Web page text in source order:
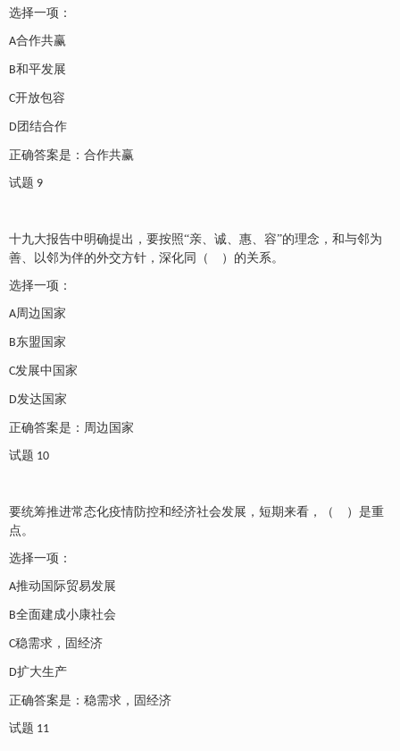
选择一项：
A合作共赢
B和平发展
C开放包容
D团结合作
正确答案是：合作共赢
试题 9
十九大报告中明确提出，要按照“亲、诚、惠、容”的理念，和与邻为
善、以邻为伴的外交方针，深化同（ ）的关系。
选择一项：
A周边国家
B东盟国家
C发展中国家
D发达国家
正确答案是：周边国家
试题 10
要统筹推进常态化疫情防控和经济社会发展，短期来看，（ ）是重
点。
选择一项：
A推动国际贸易发展
B全面建成小康社会
C稳需求，固经济
D扩大生产
正确答案是：稳需求，固经济
试题 11